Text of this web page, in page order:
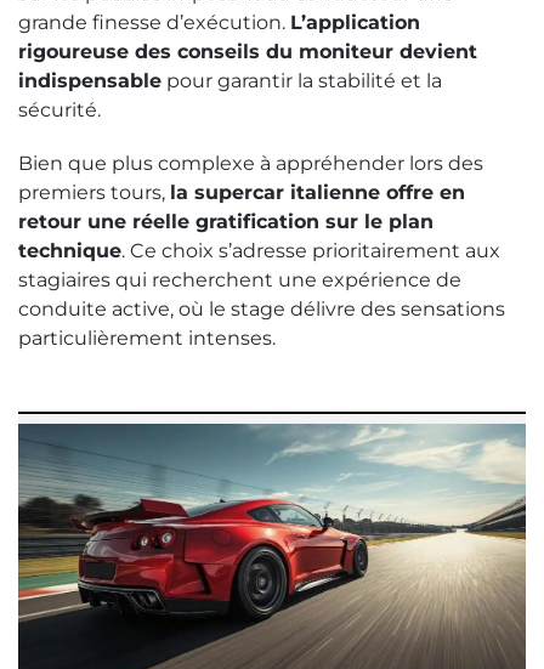
grande finesse d’exécution. L’application
rigoureuse des conseils du moniteur devient
indispensable pour garantir la stabilité et la
sécurité.
Bien que plus complexe à appréhender lors des
premiers tours, la supercar italienne offre en
retour une réelle gratification sur le plan
technique. Ce choix s’adresse prioritairement aux
stagiaires qui recherchent une expérience de
conduite active, où le stage délivre des sensations
particulièrement intenses.